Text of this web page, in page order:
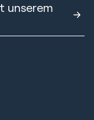
unserem